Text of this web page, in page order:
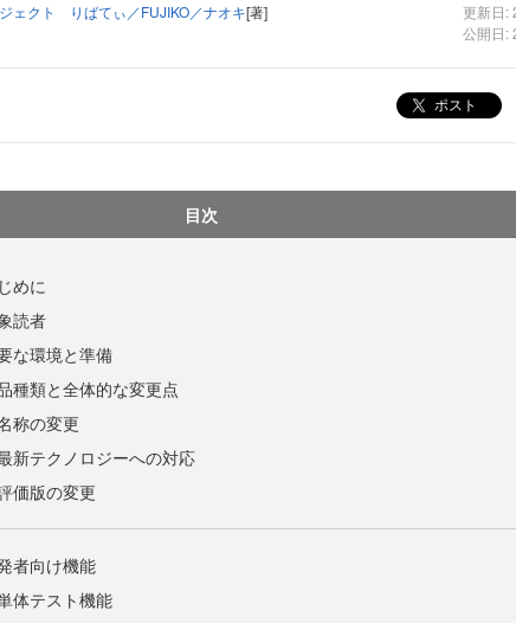
ェクト りばてぃ／FUJIKO／ナオキ[著]
更新日:
公開日:
ポスト
目次
めに
読者
な環境と準備
種類と全体的な変更点
称の変更
新テクノロジーへの対応
価版の変更
者向け機能
体テスト機能